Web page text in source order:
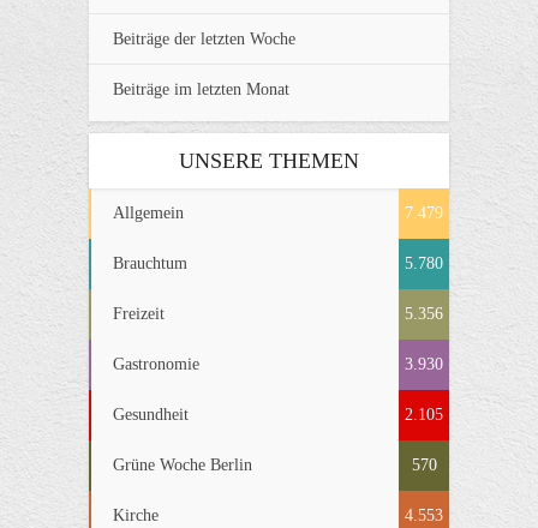
Beiträge der letzten Woche
Beiträge im letzten Monat
UNSERE THEMEN
Allgemein 7.479
Brauchtum 5.780
Freizeit 5.356
Gastronomie 3.930
Gesundheit 2.105
Grüne Woche Berlin 570
Kirche 4.553